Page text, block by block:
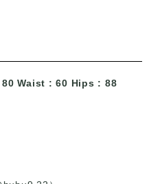
Waist : 60 Hips : 88